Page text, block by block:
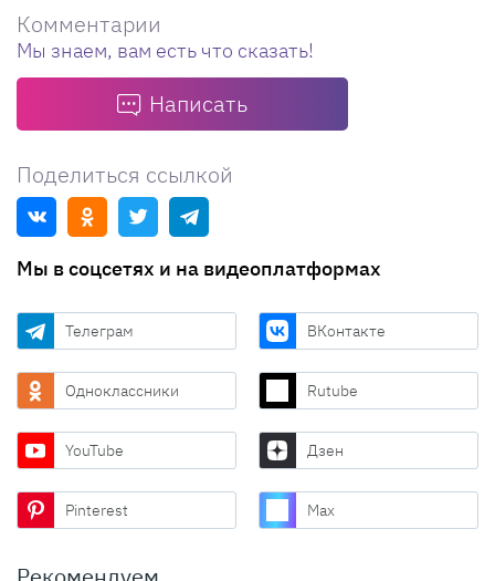
Комментарии
Мы знаем, вам есть что сказать!
Написать
Поделиться ссылкой
Мы в соцсетях и на видеоплатформах
Телеграм ВКонтакте
Одноклассники Rutube
YouTube Дзен
Pinterest Max